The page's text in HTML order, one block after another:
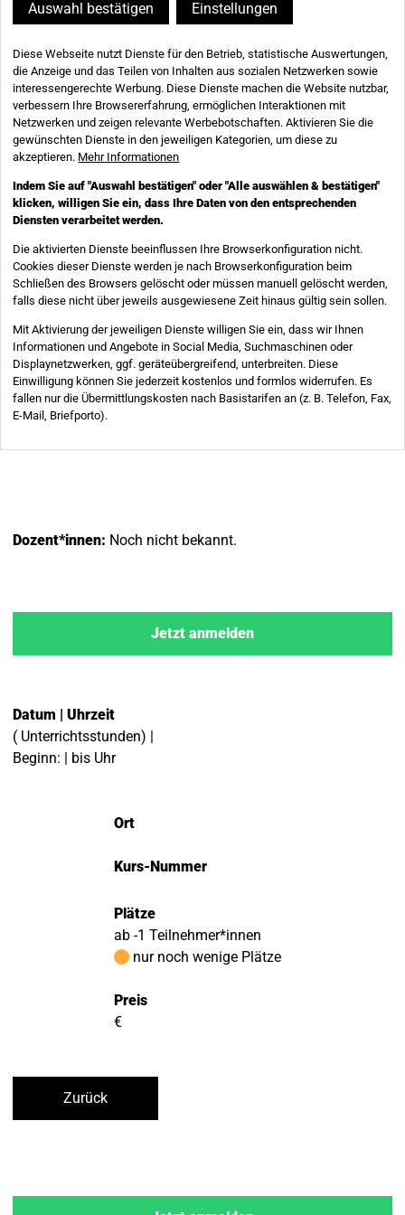
Dozent*innen: Noch nicht bekannt.
Jetzt anmelden
Datum | Uhrzeit
( Unterrichtsstunden) |
Beginn: | bis Uhr
Ort
Kurs-Nummer
Plätze
ab -1 Teilnehmer*innen
nur noch wenige Plätze
Preis
€
Zurück